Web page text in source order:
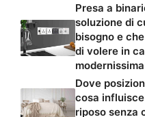
Presa a
soluzione di
bisogno e
di volere in
modernissima
Dove
cosa
riposo senza